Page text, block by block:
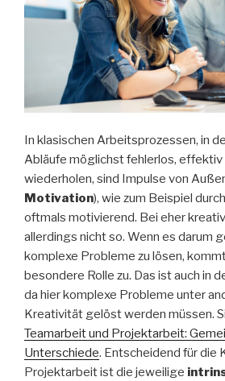
In klasischen Arbeitsprozessen, in
Abläufe möglichst fehlerlos, effektiv
wiederholen, sind Impulse von
Motivation), wie zum Beispiel
oftmals motivierend. Bei eher
allerdings nicht so. Wenn es darum
komplexe Probleme zu lösen,
besondere Rolle zu. Das ist auch in
da hier komplexe Probleme unter
Kreativität gelöst werden müssen.
Teamarbeit und Projektarbeit:
Unterschiede. Entscheidend für die
Projektarbeit ist die jeweilige